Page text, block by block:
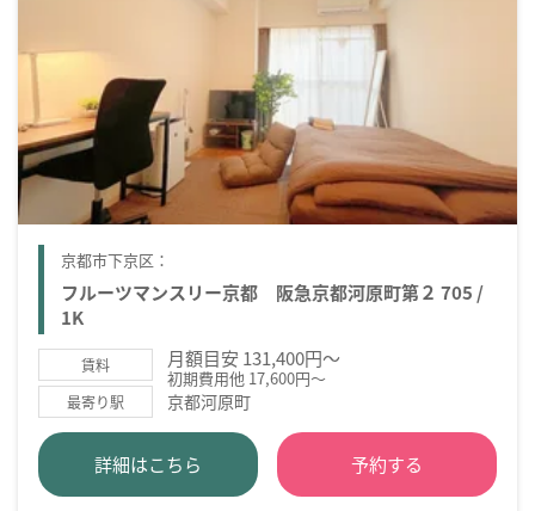
京都市下京区：
フルーツマンスリー京都 阪急京都河原町第２ 705 /
1K
賃料 月額目安 131,400円～
初期費用他 17,600円～
最寄り駅 京都河原町
詳細はこちら 予約する